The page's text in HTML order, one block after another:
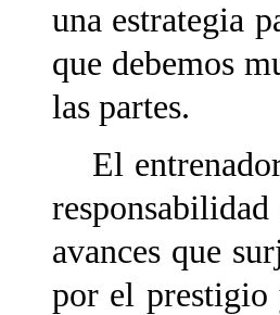
una estrategia
que debemos
las partes.
El entrenador
avances que
por el prestigio